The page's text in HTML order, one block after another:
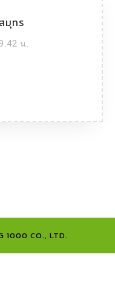
มุทร
9:42 น.
1000 CO., LTD.